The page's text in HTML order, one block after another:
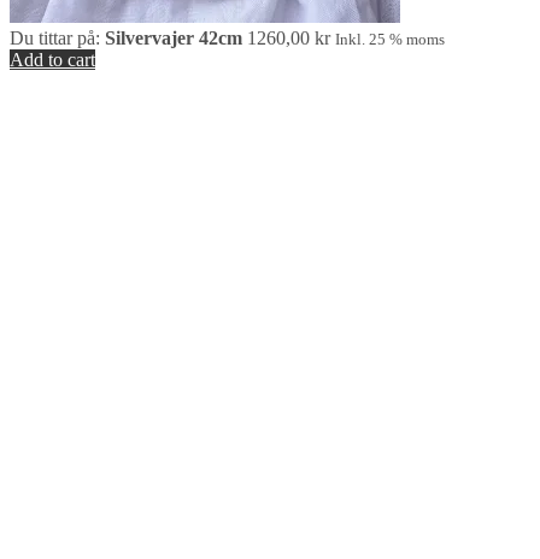
Du tittar på: Silvervajer 42cm 1260,00 kr Inkl. 25 % moms
Add to cart